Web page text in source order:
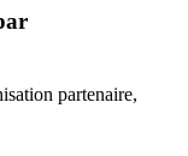
partenaire,